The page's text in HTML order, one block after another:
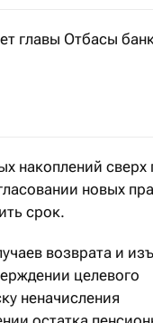
главы Отбасы
самую
накоплений сверх
новых
срок.
возврата и
целевого
неначисления